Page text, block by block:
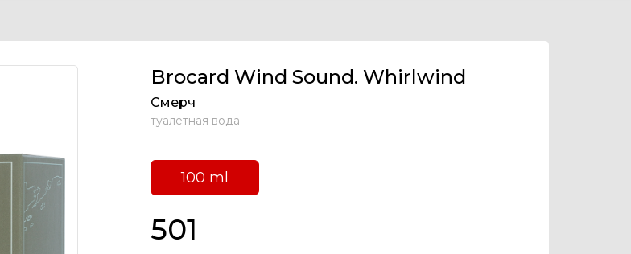
Brocard Wind Sound. Whirlwind
Смерч
туалетная вода
100 ml
501